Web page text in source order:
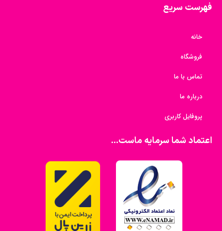
فهرست سریع
خانه
فروشگاه
تماس با ما
درباره ما
پروفایل کاربری
اعتماد شما سرمایه ماست...